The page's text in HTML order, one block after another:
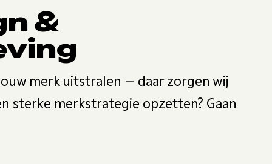
&
merk uitstralen – daar zorgen wij
sterke merkstrategie opzetten? Gaan